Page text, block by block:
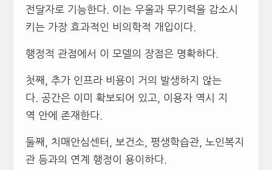
전달자로 기능한다. 이는 우울과 무기력을 감소시
키는 가장 효과적인 비의학적 개입이다.
행정적 관점에서 이 모델의 장점은 명확하다.
첫째, 추가 인프라 비용이 거의 발생하지 않는
다. 공간은 이미 확보되어 있고, 이용자 역시 지
역 안에 존재한다.
둘째, 치매안심센터, 보건소, 평생학습관, 노인복지
관 등과의 연계 행정이 용이하다.